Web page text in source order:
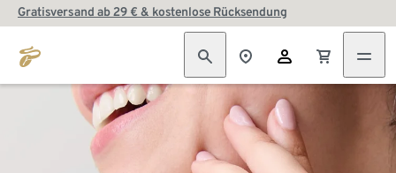
Gratisversand ab 29 € & kostenlose Rücksendung